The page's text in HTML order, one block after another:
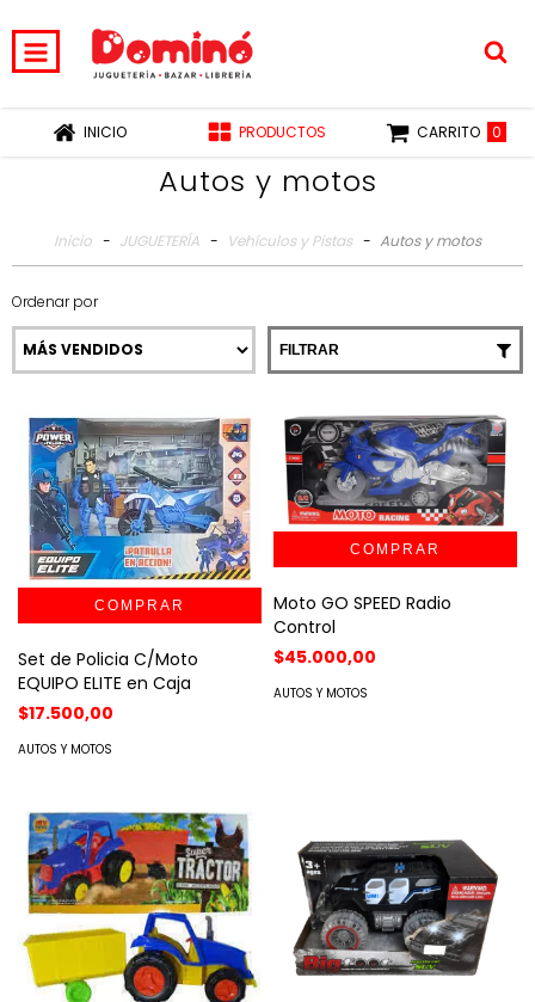
INICIO PRODUCTOS CARRITO 0
Autos y motos
Inicio - JUGUETERÍA - Vehículos y Pistas - Autos y motos
Ordenar por
FILTRAR
Set de Policia C/Moto
EQUIPO ELITE en Caja
$17.500,00
AUTOS Y MOTOS
Moto GO SPEED Radio
Control
$45.000,00
AUTOS Y MOTOS